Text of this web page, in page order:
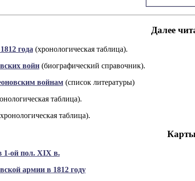
Далее
года (хронологическая таблица).
войн (биографический справочник).
войнам(список литературы)
таблица).
таблица).
1-ой пол. XIX в.
армии в 1812 году